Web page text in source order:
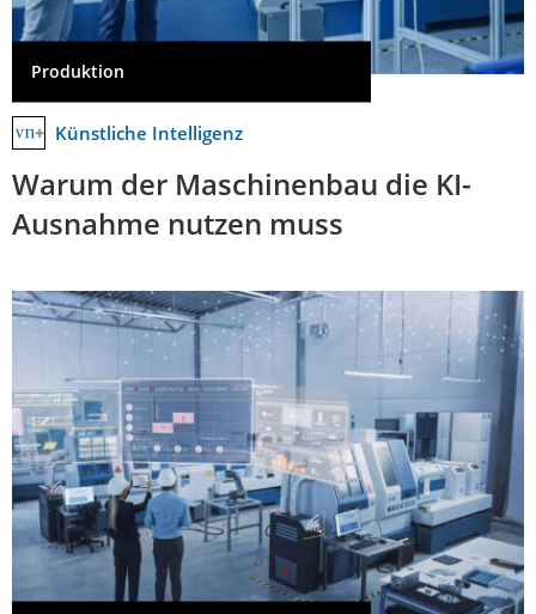
Produktion
Künstliche Intelligenz
Warum der Maschinenbau die KI-
Ausnahme nutzen muss